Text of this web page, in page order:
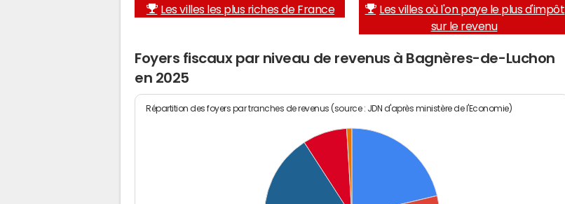
Les villes les plus riches de France
Les villes où l'on paye le plus d'impôt
sur le revenu
Foyers fiscaux par niveau de revenus à Bagnères-de-Luchon
en 2025
Répartition des foyers par tranches de revenus (source : JDN d'après ministère de l'Economie)